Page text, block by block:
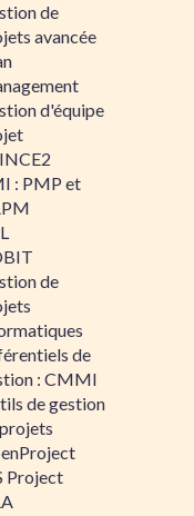
de
avancée
d'équipe
: PMP et
de
de
: CMMI
de gestion
Project